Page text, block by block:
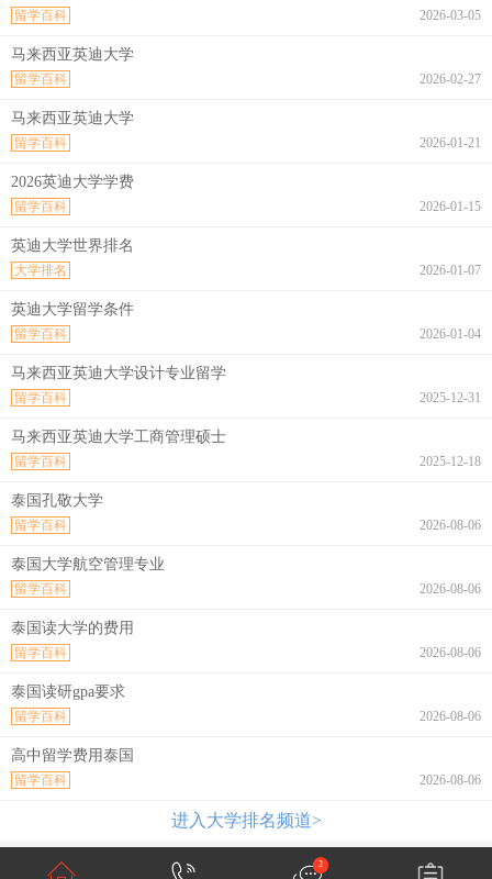
2026-03-05
留学百科
马来西亚英迪大学
2026-02-27
留学百科
马来西亚英迪大学
2026-01-21
留学百科
2026英迪大学学费
2026-01-15
留学百科
英迪大学世界排名
2026-01-07
大学排名
英迪大学留学条件
2026-01-04
留学百科
马来西亚英迪大学设计专业留学
2025-12-31
留学百科
马来西亚英迪大学工商管理硕士
2025-12-18
留学百科
泰国孔敬大学
2026-08-06
留学百科
泰国大学航空管理专业
2026-08-06
留学百科
泰国读大学的费用
2026-08-06
留学百科
泰国读研gpa要求
2026-08-06
留学百科
高中留学费用泰国
2026-08-06
留学百科
进入大学排名频道>
2